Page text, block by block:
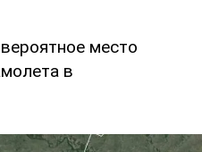
место
в